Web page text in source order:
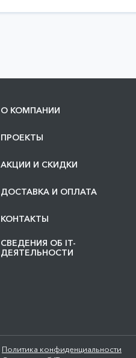
О КОМПАНИИ
ПРОЕКТЫ
АКЦИИ И СКИДКИ
ДОСТАВКА И ОПЛАТА
КОНТАКТЫ
СВЕДЕНИЯ ОБ IT-
ДЕЯТЕЛЬНОСТИ
Политика конфиденциальности